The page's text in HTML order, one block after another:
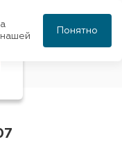
нашей
Понятно